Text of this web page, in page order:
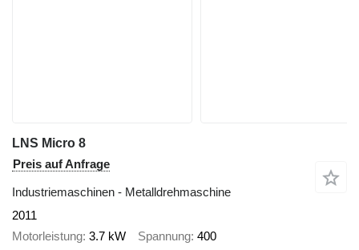
LNS Micro 8
Preis auf Anfrage
Industriemaschinen - Metalldrehmaschine
2011
Motorleistung 3.7 kW Spannung 400